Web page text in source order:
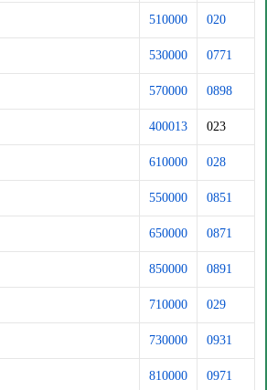
510000 020
530000 0771
570000 0898
400013 023
610000 028
550000 0851
650000 0871
850000 0891
710000 029
730000 0931
810000 0971